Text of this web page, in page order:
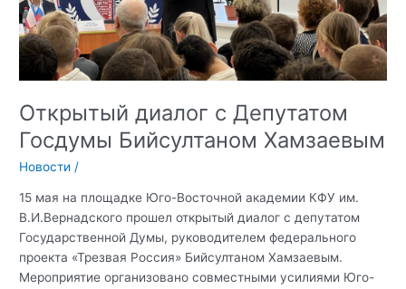
о
реализации
мероприятий
Комплексного
противодействия
идеологии
терроризма
Открытый диалог с Депутатом
Госдумы Бийсултаном Хамзаевым
Новости /
15 мая на площадке Юго-Восточной академии КФУ им.
В.И.Вернадского прошел открытый диалог с депутатом
Государственной Думы, руководителем федерального
проекта «Трезвая Россия» Бийсултаном Хамзаевым.
Мероприятие организовано совместными усилиями Юго-